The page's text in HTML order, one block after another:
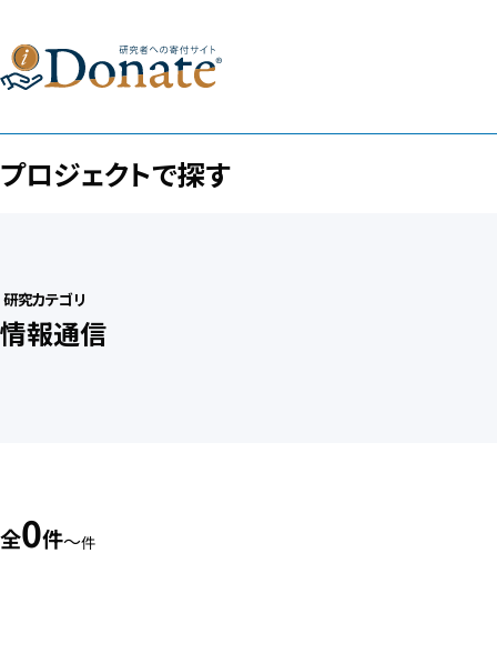
プロジェクトで探す
研究カテゴリ
情報通信
全0件〜件